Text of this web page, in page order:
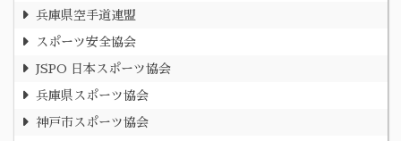
兵庫県空手道連盟
スポーツ安全協会
JSPO 日本スポーツ協会
兵庫県スポーツ協会
神戸市スポーツ協会